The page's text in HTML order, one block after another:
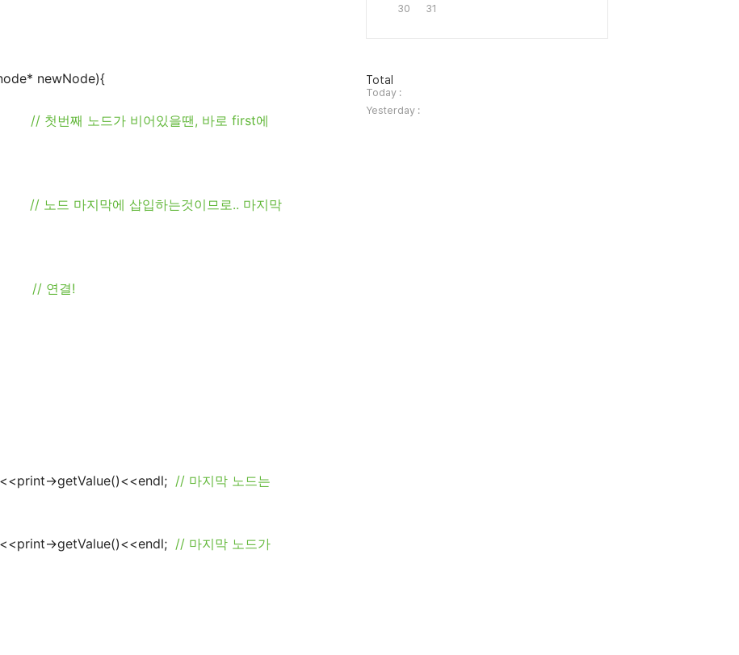
newNode){
// 첫번째 노드가 비어있을땐, 바로 first에
// 노드 마지막에 삽입하는것이므로.. 마지막
// 연결!
<<print->getValue()<<endl; // 마지막 노드는
<<print->getValue()<<endl; // 마지막 노드가
30
31
방
문
자
수
Total
Today :
Yesterday :